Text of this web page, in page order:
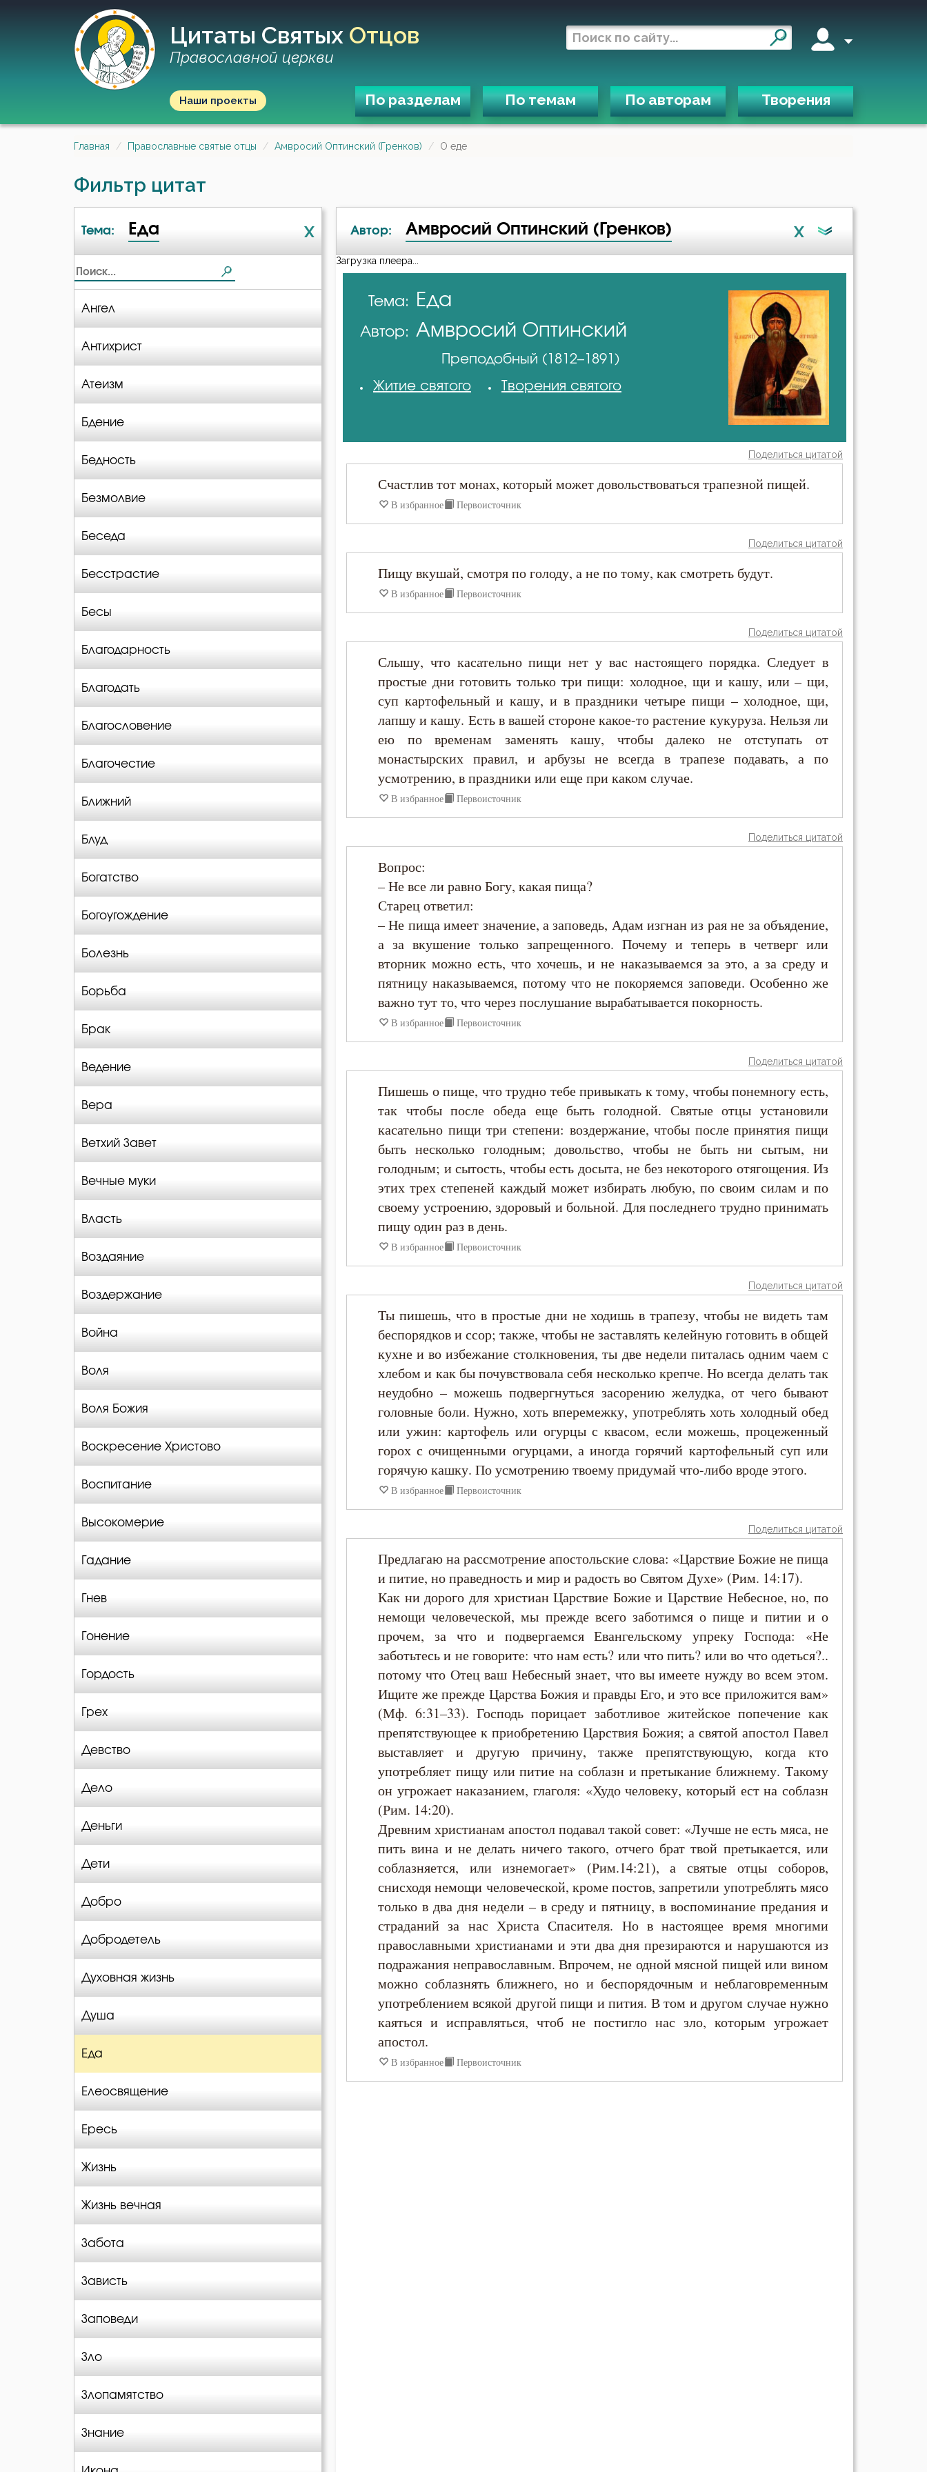
Цитаты Святых Отцов
Православной церкви
Наши проекты По разделам По темам По авторам Творения
Главная Православные святые отцы Амвросий Оптинский (Гренков) О еде
Фильтр цитат
Тема: Еда X
Ангел
Антихрист
Атеизм
Бдение
Бедность
Безмолвие
Беседа
Бесстрастие
Бесы
Благодарность
Благодать
Благословение
Благочестие
Ближний
Блуд
Богатство
Богоугождение
Болезнь
Борьба
Брак
Ведение
Вера
Ветхий Завет
Вечные муки
Власть
Воздаяние
Воздержание
Война
Воля
Воля Божия
Воскресение Христово
Воспитание
Высокомерие
Гадание
Гнев
Гонение
Гордость
Грех
Девство
Дело
Деньги
Дети
Добро
Добродетель
Духовная жизнь
Душа
Еда
Елеосвящение
Ересь
Жизнь
Жизнь вечная
Забота
Зависть
Заповеди
Зло
Злопамятство
Знание
Автор: Амвросий Оптинский (Гренков) X
А-я
Авва Дорофей
Амвросий Оптинский (Гренков)
Григорий Богослов
Григорий Палама
Ефрем Сирин
Иларион Оптинский (Пономарёв)
Илия Екдик
Иоанн Златоуст
Иоанн Лествичник
Исаак Сирин Ниневийский
Исидор Пелусиот
Лев Оптинский (Наголкин)
Макарий Оптинский (Иванов)
Максим Исповедник
Серафим Саровский
Симеон Новый Богослов
Загрузка плеера...
Тема: Еда
Автор: Амвросий Оптинский
(Гренков)
Преподобный (1812–1891)
Житие святого
Творения святого
Поделиться цитатой
Счастлив тот монах, который может довольствоваться трапезной пищей.
В избранное Первоисточник
Поделиться цитатой
Пищу вкушай, смотря по голоду, а не по тому, как смотреть будут.
В избранное Первоисточник
Поделиться цитатой
Слышу, что касательно пищи нет у вас настоящего порядка. Следует в
простые дни готовить только три пищи: холодное, щи и кашу, или – щи,
суп картофельный и кашу, и в праздники четыре пищи – холодное, щи,
лапшу и кашу. Есть в вашей стороне какое-то растение кукуруза. Нельзя ли
ею по временам заменять кашу, чтобы далеко не отступать от
монастырских правил, и арбузы не всегда в трапезе подавать, а по
усмотрению, в праздники или еще при каком случае.
В избранное Первоисточник
Поделиться цитатой
Вопрос:
– Не все ли равно Богу, какая пища?
Старец ответил:
– Не пища имеет значение, а заповедь, Адам изгнан из рая не за объядение,
а за вкушение только запрещенного. Почему и теперь в четверг или
вторник можно есть, что хочешь, и не наказываемся за это, а за среду и
пятницу наказываемся, потому что не покоряемся заповеди. Особенно же
важно тут то, что через послушание вырабатывается покорность.
В избранное Первоисточник
Поделиться цитатой
Пишешь о пище, что трудно тебе привыкать к тому, чтобы понемногу есть,
так чтобы после обеда еще быть голодной. Святые отцы установили
касательно пищи три степени: воздержание, чтобы после принятия пищи
быть несколько голодным; довольство, чтобы не быть ни сытым, ни
голодным; и сытость, чтобы есть досыта, не без некоторого отягощения. Из
этих трех степеней каждый может избирать любую, по своим силам и по
своему устроению, здоровый и больной. Для последнего трудно принимать
пищу один раз в день.
В избранное Первоисточник
Поделиться цитатой
Ты пишешь, что в простые дни не ходишь в трапезу, чтобы не видеть там
беспорядков и ссор; также, чтобы не заставлять келейную готовить в общей
кухне и во избежание столкновения, ты две недели питалась одним чаем с
хлебом и как бы почувствовала себя несколько крепче. Но всегда делать так
неудобно – можешь подвергнуться засорению желудка, от чего бывают
головные боли. Нужно, хоть вперемежку, употреблять хоть холодный обед
или ужин: картофель или огурцы с квасом, если можешь, процеженный
горох с очищенными огурцами, а иногда горячий картофельный суп или
горячую кашку. По усмотрению твоему придумай что-либо вроде этого.
В избранное Первоисточник
Поделиться цитатой
Предлагаю на рассмотрение апостольские слова: «Царствие Божие не пища
и питие, но праведность и мир и радость во Святом Духе» (Рим. 14:17).
Как ни дорого для христиан Царствие Божие и Царствие Небесное, но, по
немощи человеческой, мы прежде всего заботимся о пище и питии и о
прочем, за что и подвергаемся Евангельскому упреку Господа: «Не
заботьтесь и не говорите: что нам есть? или что пить? или во что одеться?..
потому что Отец ваш Небесный знает, что вы имеете нужду во всем этом.
Ищите же прежде Царства Божия и правды Его, и это все приложится вам»
(Мф. 6:31–33). Господь порицает заботливое житейское попечение как
препятствующее к приобретению Царствия Божия; а святой апостол Павел
выставляет и другую причину, также препятствующую, когда кто
употребляет пищу или питие на соблазн и претыкание ближнему. Такому
он угрожает наказанием, глаголя: «Худо человеку, который ест на соблазн
(Рим. 14:20).
Древним христианам апостол подавал такой совет: «Лучше не есть мяса, не
пить вина и не делать ничего такого, отчего брат твой претыкается, или
соблазняется, или изнемогает» (Рим.14:21), а святые отцы соборов,
снисходя немощи человеческой, кроме постов, запретили употреблять мясо
только в два дня недели – в среду и пятницу, в воспоминание предания и
страданий за нас Христа Спасителя. Но в настоящее время многими
православными христианами и эти два дня презираются и нарушаются из
подражания неправославным. Впрочем, не одной мясной пищей или вином
можно соблазнять ближнего, но и беспорядочным и неблаговременным
употреблением всякой другой пищи и пития. В том и другом случае нужно
каяться и исправляться, чтоб не постигло нас зло, которым угрожает
апостол.
В избранное Первоисточник